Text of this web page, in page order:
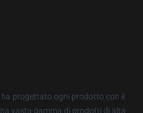
progettato ogni prodotto con il
vasta gamma di prodotti di alta